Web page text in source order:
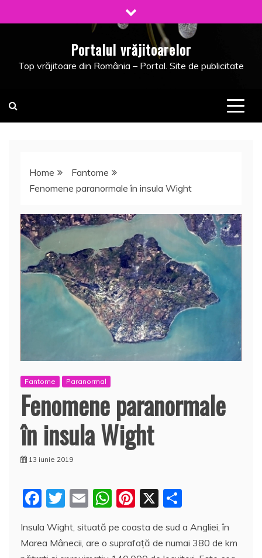
to
Portalul vrăjitoarelor
Top vrăjitoare din România – Portal. Site de publicitate
Home
Fantome
Fenomene paranormale în insula Wight
Fantome Paranormal
Fenomene paranormale
în insula Wight
13 iunie 2019
F
c
T
itt
E
ai
W
at
Pi
er
X
rt
Insula Wight, situată pe coasta de sud a Angliei, în
Marea Mânecii, are o suprafaţă de numai 380 de km